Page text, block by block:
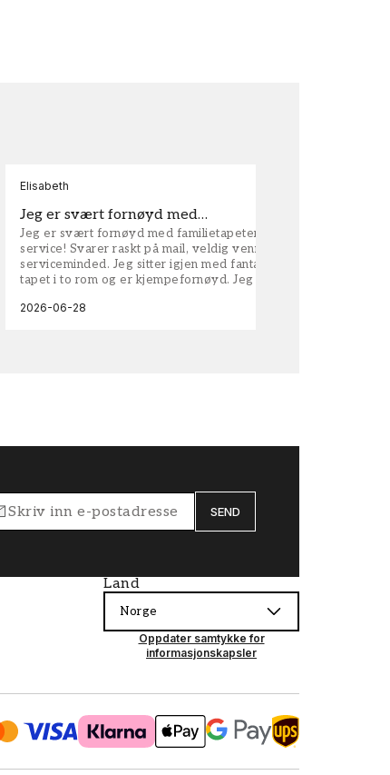
Elisabeth
Jeg er svært fornøyd med…
Jeg er svært fornøyd med familietapeter. Maken til
service! Svarer raskt på mail, veldig vennlige og
serviceminded. Jeg sitter igjen med fantastisk fin
tapet i to rom og er kjempefornøyd. Jeg anbefaler
2026-06-28
SEND
Land
Norge
Oppdater samtykke for
informasjonskapsler